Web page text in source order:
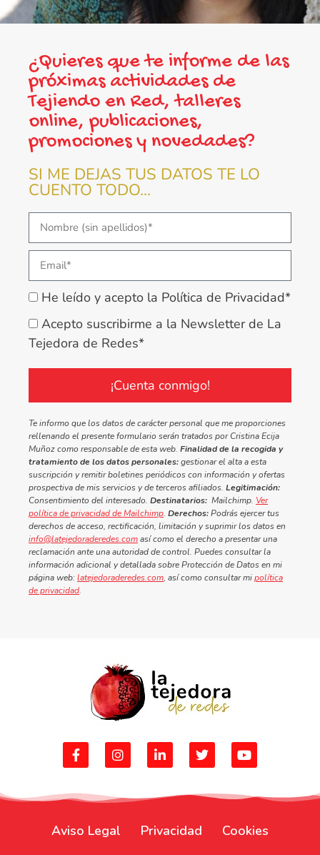
¿Quieres que te informe de las
próximas actividades de
Tejiendo en Red, talleres
online, publicaciones,
promociones y novedades?
SI ME DEJAS TUS DATOS TE LO
CUENTO TODO...
He leído y acepto la Política de Privacidad*
Acepto suscribirme a la Newsletter de La
Tejedora de Redes*
¡Cuenta conmigo!
Te informo que los datos de carácter personal que me proporciones
rellenando el presente formulario serán tratados por Cristina Ecija
Muñoz como responsable de esta web. Finalidad de la recogida y
tratamiento de los datos personales:gestionar el alta a esta
suscripción y remitir boletines periódicos con información y ofertas
prospectiva de mis servicios y de terceros afiliados. Legitimación:
Consentimiento del interesado. Destinatarios: Mailchimp. Ver
política de privacidad de Mailchimp. Derechos:Podrás ejercer tus
derechos de acceso, rectificación, limitación y suprimir los datos en
info@latejedoraderedes.comasí como el derecho a presentar una
reclamación ante una autoridad de control. Puedes consultar la
información adicional y detallada sobre Protección de Datos en mi
página web:latejedoraderedes.com, así como consultar mipolítica
de privacidad.
Aviso Legal Privacidad Cookies